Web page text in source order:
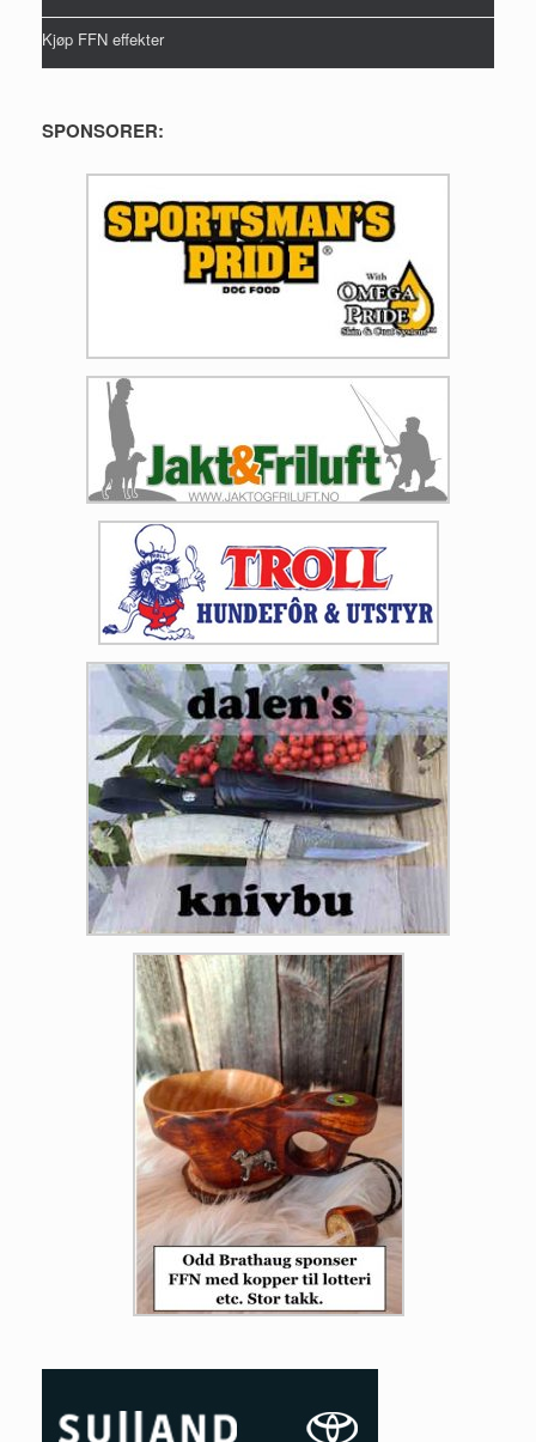
Kjøp FFN effekter
SPONSORER: